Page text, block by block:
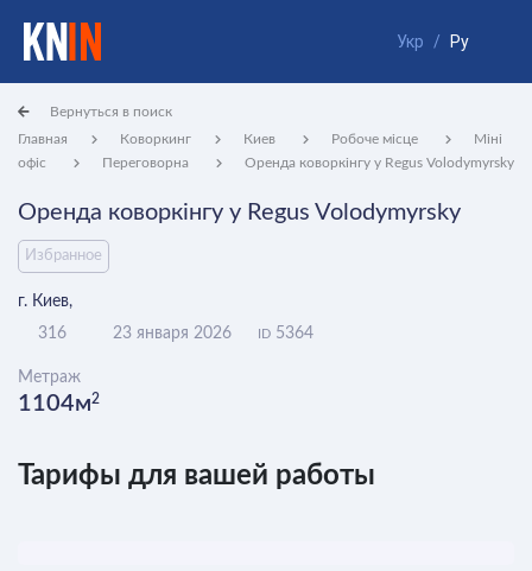
Укр / Ру
Главная Коворкинг Киев Робоче місце
Міні
офіс
Переговорна Оренда коворкінгу у Regus Volodymyrsky
Вернуться в поиск
Оренда коворкінгу у Regus Volodymyrsky
Избранное
г. Киев,
316
23 января 2026 ID 5364
Метраж
1104м2
Тарифы для вашей работы